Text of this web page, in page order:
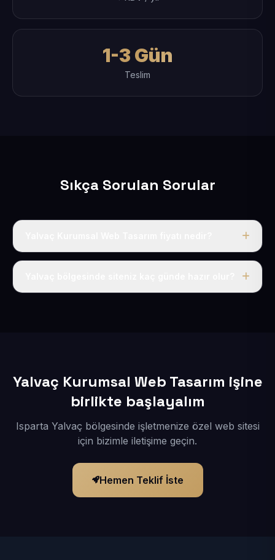
1-3 Gün
Teslim
Sıkça Sorulan Sorular
Tek fiyat uygulanır: yıllık 50 USD + KDV. Bu bedele alan
Yalvaç Kurumsal Web Tasarım işine
birlikte başlayalım
Isparta Yalvaç bölgesinde işletmenize özel web sitesi
için bizimle iletişime geçin.
Hemen Teklif İste